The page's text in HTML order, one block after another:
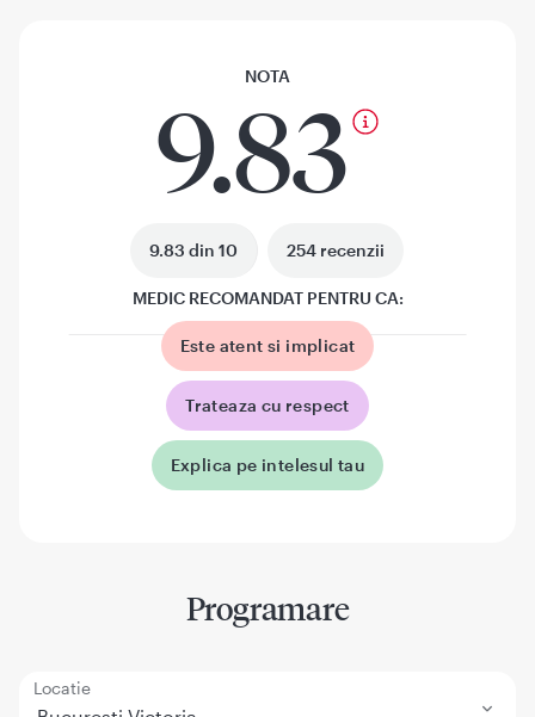
NOTA
9.83
9.83 din 10 254 recenzii
MEDIC RECOMANDAT PENTRU CA:
Este atent si implicat
Trateaza cu respect
Explica pe intelesul tau
Programare
Locatie